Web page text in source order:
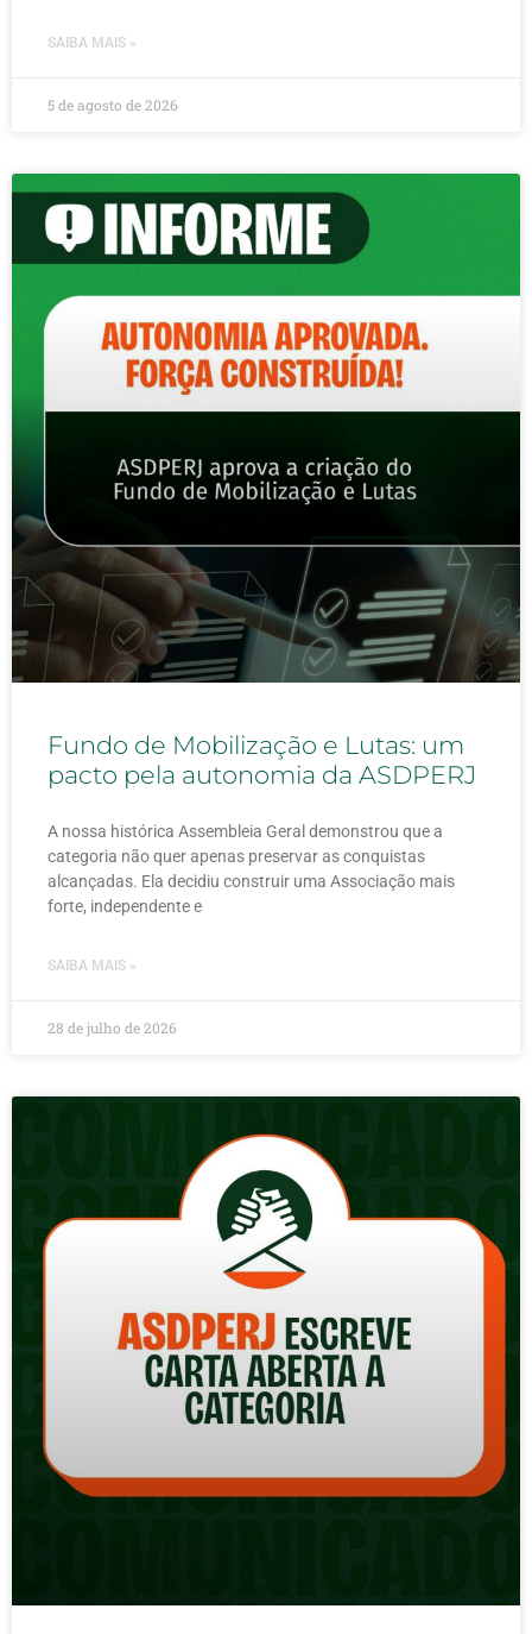
SAIBA MAIS »
5 de agosto de 2026
Fundo de Mobilização e Lutas: um
pacto pela autonomia da ASDPERJ
A nossa histórica Assembleia Geral demonstrou que a
categoria não quer apenas preservar as conquistas
alcançadas. Ela decidiu construir uma Associação mais
forte, independente e
SAIBA MAIS »
28 de julho de 2026